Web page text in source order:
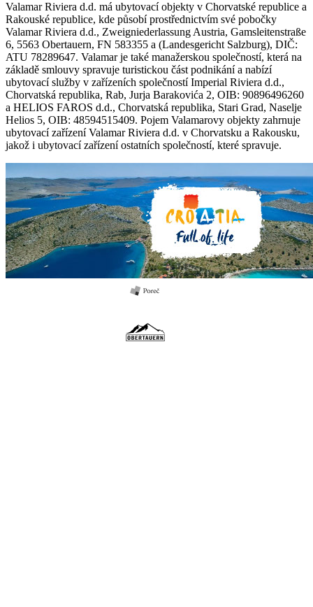
Valamar Riviera d.d. má ubytovací objekty v Chorvatské republice a
Rakouské republice, kde působí prostřednictvím své pobočky
Valamar Riviera d.d., Zweigniederlassung Austria, Gamsleitenstraße
6, 5563 Obertauern, FN 583355 a (Landesgericht Salzburg), DIČ:
ATU 78289647. Valamar je také manažerskou společností, která na
základě smlouvy spravuje turistickou část podnikání a nabízí
ubytovací služby v zařízeních společností Imperial Riviera d.d.,
Chorvatská republika, Rab, Jurja Barakovića 2, OIB: 90896496260
a HELIOS FAROS d.d., Chorvatská republika, Stari Grad, Naselje
Helios 5, OIB: 48594515409. Pojem Valamarovy objekty zahrnuje
ubytovací zařízení Valamar Riviera d.d. v Chorvatsku a Rakousku,
jakož i ubytovací zařízení ostatních společností, které spravuje.